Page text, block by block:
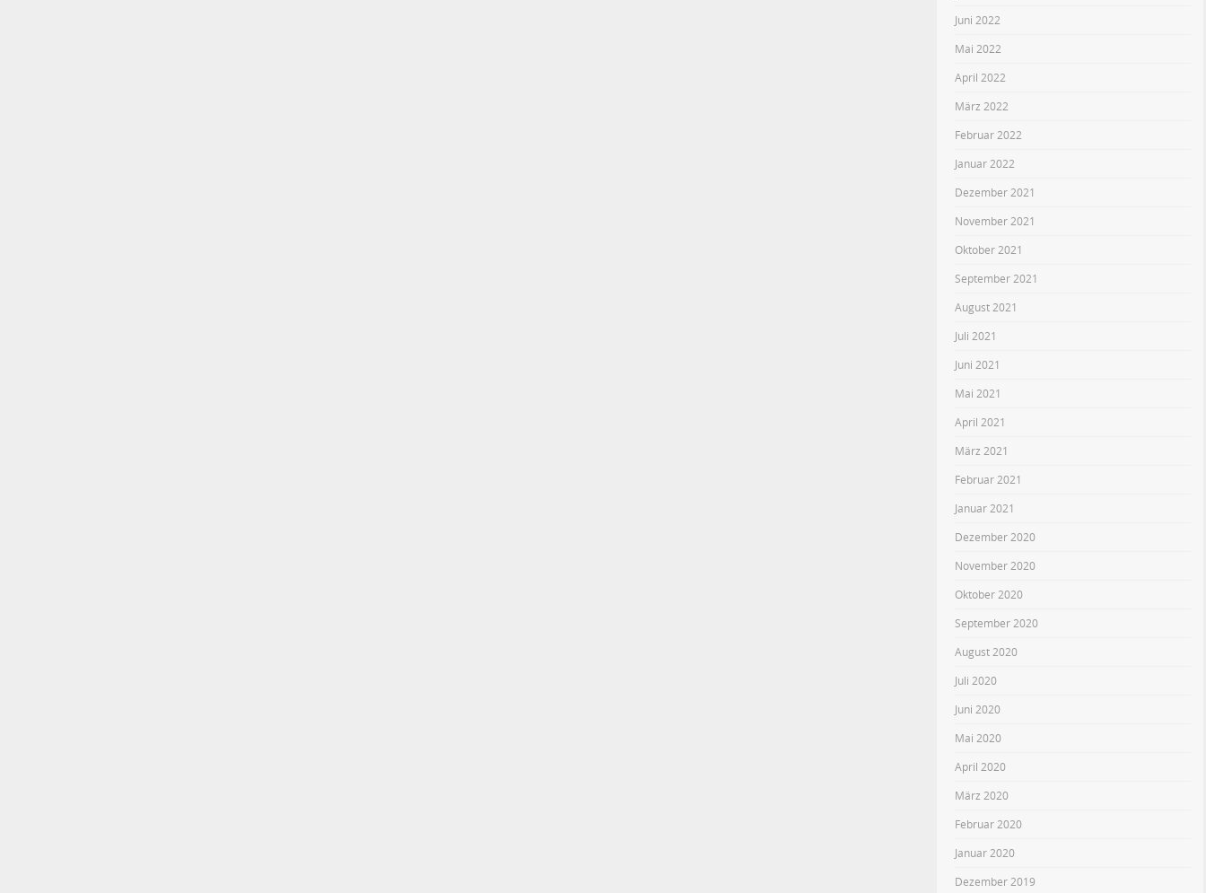
Juni 2022
Mai 2022
April 2022
März 2022
Februar 2022
Januar 2022
Dezember 2021
November 2021
Oktober 2021
September 2021
August 2021
Juli 2021
Juni 2021
Mai 2021
April 2021
März 2021
Februar 2021
Januar 2021
Dezember 2020
November 2020
Oktober 2020
September 2020
August 2020
Juli 2020
Juni 2020
Mai 2020
April 2020
März 2020
Februar 2020
Januar 2020
Dezember 2019